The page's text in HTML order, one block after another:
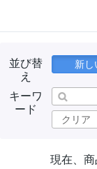
並び替
え
新し
キーワ
ード
クリア
現在、商